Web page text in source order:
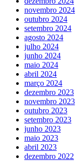
novembro 2024
outubro 2024
setembro 2024
agosto 2024
julho 2024
junho 2024
maio 2024
abril 2024
março 2024
dezembro 2023
novembro 2023
outubro 2023
setembro 2023
junho 2023
maio 2023
abril 2023
dezembro 2022